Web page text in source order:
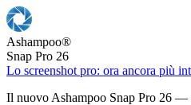
Ashampoo®
Snap Pro 26
Lo screenshot pro: ora ancora più
Il nuovo Ashampoo Snap Pro 26